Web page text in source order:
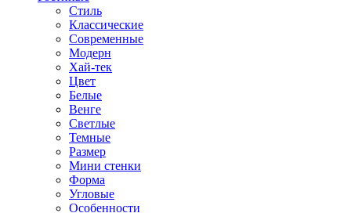
Стиль
Классические
Современные
Модерн
Хай-тек
Цвет
Белые
Венге
Светлые
Темные
Размер
Мини стенки
Форма
Угловые
Особенности